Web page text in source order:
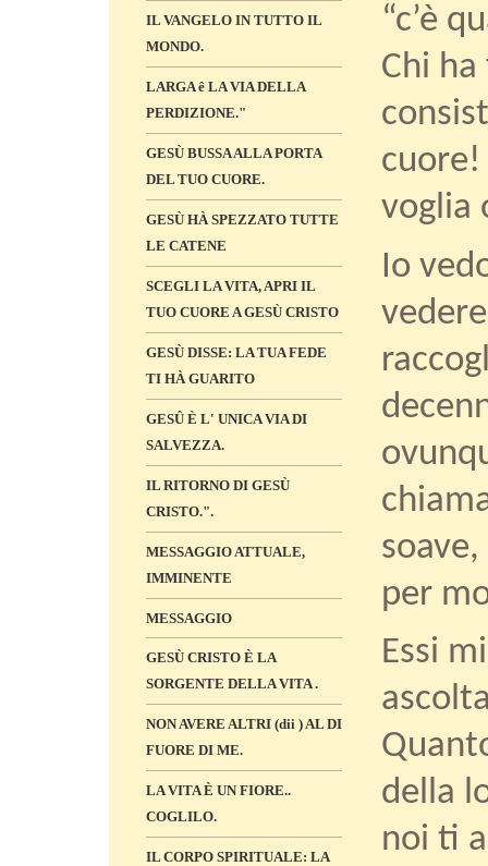
IL VANGELO IN TUTTO IL
MONDO.
LARGA ê LA VIA DELLA
PERDIZIONE."
GESÙ BUSSA ALLA PORTA
DEL TUO CUORE.
GESÙ HÀ SPEZZATO TUTTE
LE CATENE
SCEGLI LA VITA, APRI IL
TUO CUORE A GESÙ CRISTO
GESÙ DISSE: LA TUA FEDE
TI HÀ GUARITO
GESÛ È L' UNICA VIA DI
SALVEZZA.
IL RITORNO DI GESÙ
CRISTO.".
MESSAGGIO ATTUALE,
IMMINENTE
MESSAGGIO
GESÙ CRISTO È LA
SORGENTE DELLA VITA .
NON AVERE ALTRI (dii ) AL DI
FUORE DI ME.
LA VITA È UN FIORE..
COGLILO.
IL CORPO SPIRITUALE: LA
“c’è
Chi
cuore!
voglia
Io
per
Essi
della
noi ti